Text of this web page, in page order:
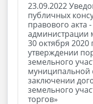
23.09.2022
публичных
правового акта
администрации
30 октября
утверждении
земельного
муниципальной
заключении
земельного
торгов»